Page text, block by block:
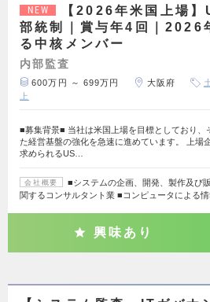
NEW
【2026年米国上場
部統制｜賞与年4回｜2026
る中核メンバー
内部監査
600万円 ～ 699万円 大阪府
上
■募集背景■ 当社は米国上場を目標としており、
た経営基盤の強化を急速に進めています。 上場
求められるUS…
会社概要
■システムの企画、開発、製作及び
関するコンサルタント業 ■コンピュータによる
興味あり